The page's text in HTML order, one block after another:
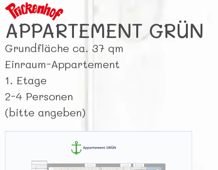
APPARTEMENT GRÜN
Grundfläche ca. 37 qm
Einraum-Appartement
1. Etage
2-4 Personen
(bitte angeben)